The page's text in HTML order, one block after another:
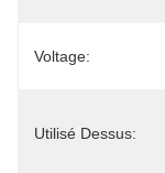
Voltage:
Utilisé Dessus: